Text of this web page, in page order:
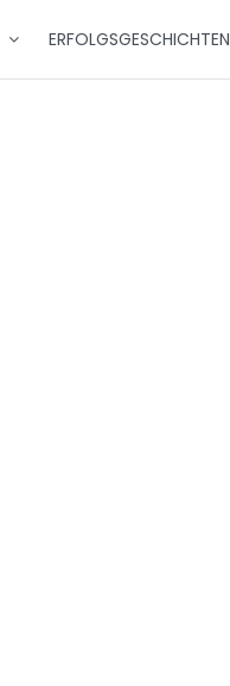
ERFOLGSGESCHICHTEN